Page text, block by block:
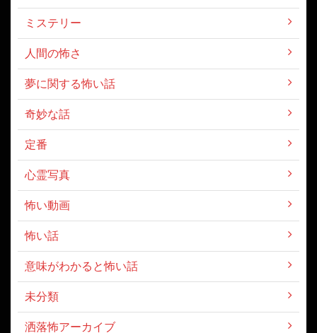
ミステリー
人間の怖さ
夢に関する怖い話
奇妙な話
定番
心霊写真
怖い動画
怖い話
意味がわかると怖い話
未分類
洒落怖アーカイブ